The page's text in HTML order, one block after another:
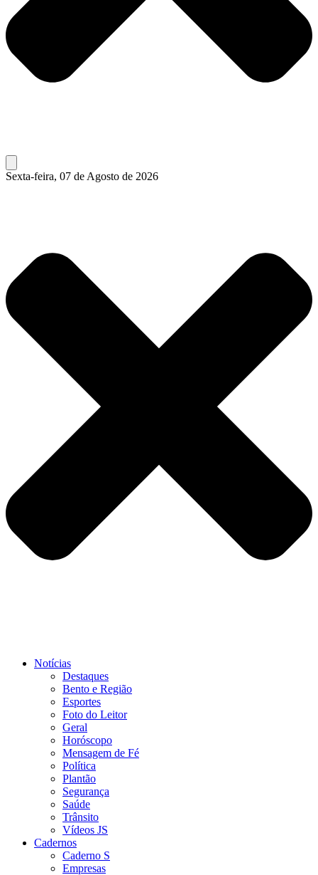
Sexta-feira, 07 de Agosto de 2026
Notícias
Destaques
Bento e Região
Esportes
Foto do Leitor
Geral
Horóscopo
Mensagem de Fé
Política
Plantão
Segurança
Saúde
Trânsito
Vídeos JS
Cadernos
Caderno S
Empresas